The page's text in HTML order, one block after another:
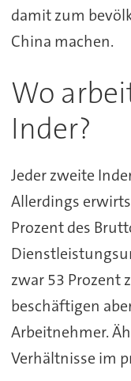
damit zum
China machen.
Wo
Inder?
Jeder zweite
Allerdings
Prozent des
zwar 53 Prozent
beschäftigen
Arbeitnehmer.
Verhältnisse im